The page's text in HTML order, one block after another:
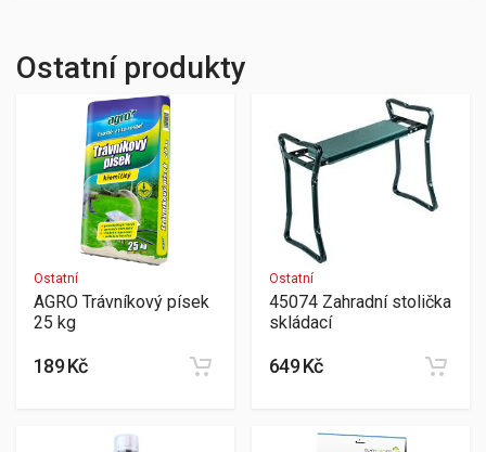
Ostatní produkty
Ostatní
AGRO Trávníkový písek
25 kg
189 Kč
Ostatní
45074 Zahradní stolička
skládací
649 Kč